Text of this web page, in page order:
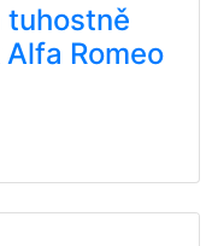
tuhostně
Romeo